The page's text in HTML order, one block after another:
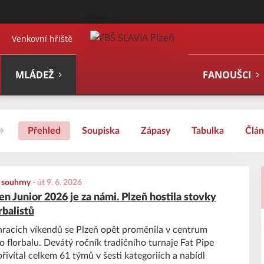
Venkovní hřiště
MLÁDEŽ FANOUŠCI
Přehled Soupiska Zápasy Tabulka
souhrny- út 9. 6. 2026
Junior 2026 je za námi. Plzeň hostila stovky
víkendů se Plzeň opět proměnila v centrum
florbalu. Devátý ročník tradičního turnaje Fat Pipe
celkem 61 týmů v šesti kategoriích a nabídl